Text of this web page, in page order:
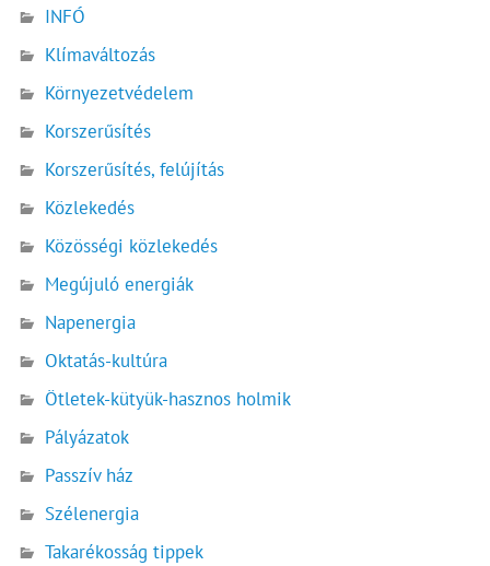
INFÓ
Klímaváltozás
Környezetvédelem
Korszerűsítés
Korszerűsítés, felújítás
Közlekedés
Közösségi közlekedés
Megújuló energiák
Napenergia
Oktatás-kultúra
Ötletek-kütyük-hasznos holmik
Pályázatok
Passzív ház
Szélenergia
Takarékosság tippek